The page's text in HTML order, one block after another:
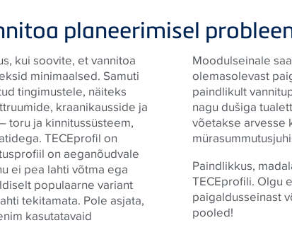
planeerimisel
kui soovite, et vannitoa
minimaalsed. Samuti
tingimustele, näiteks
kraanikausside ja
toru ja kinnitussüsteem,
TECEprofil on
on aeganõudvale
ei pea lahti võtma ega
populaarne variant
tekitamata. Pole asjata,
kasutatavaid
Moodulseinale
olemasolevast
paindlikult
nagu dušiga
võetakse arvesse
Paindlikkus,
TECEprofili. Olgu
paigaldusseinast
pooled!